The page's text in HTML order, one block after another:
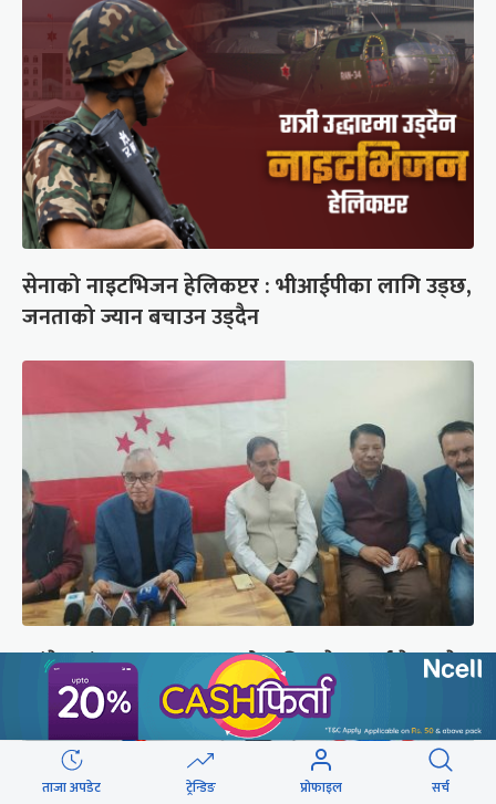
सेनाको नाइटभिजन हेलिकप्टर : भीआईपीका लागि उड्छ,
जनताको ज्यान बचाउन उड्दैन
कांग्रेस संस्थापन इतर समूहको राष्ट्रिय भेलालाई देउवाले
सम्बोधन गर्ने
ताजा अपडेट ट्रेन्डिङ प्रोफाइल सर्च